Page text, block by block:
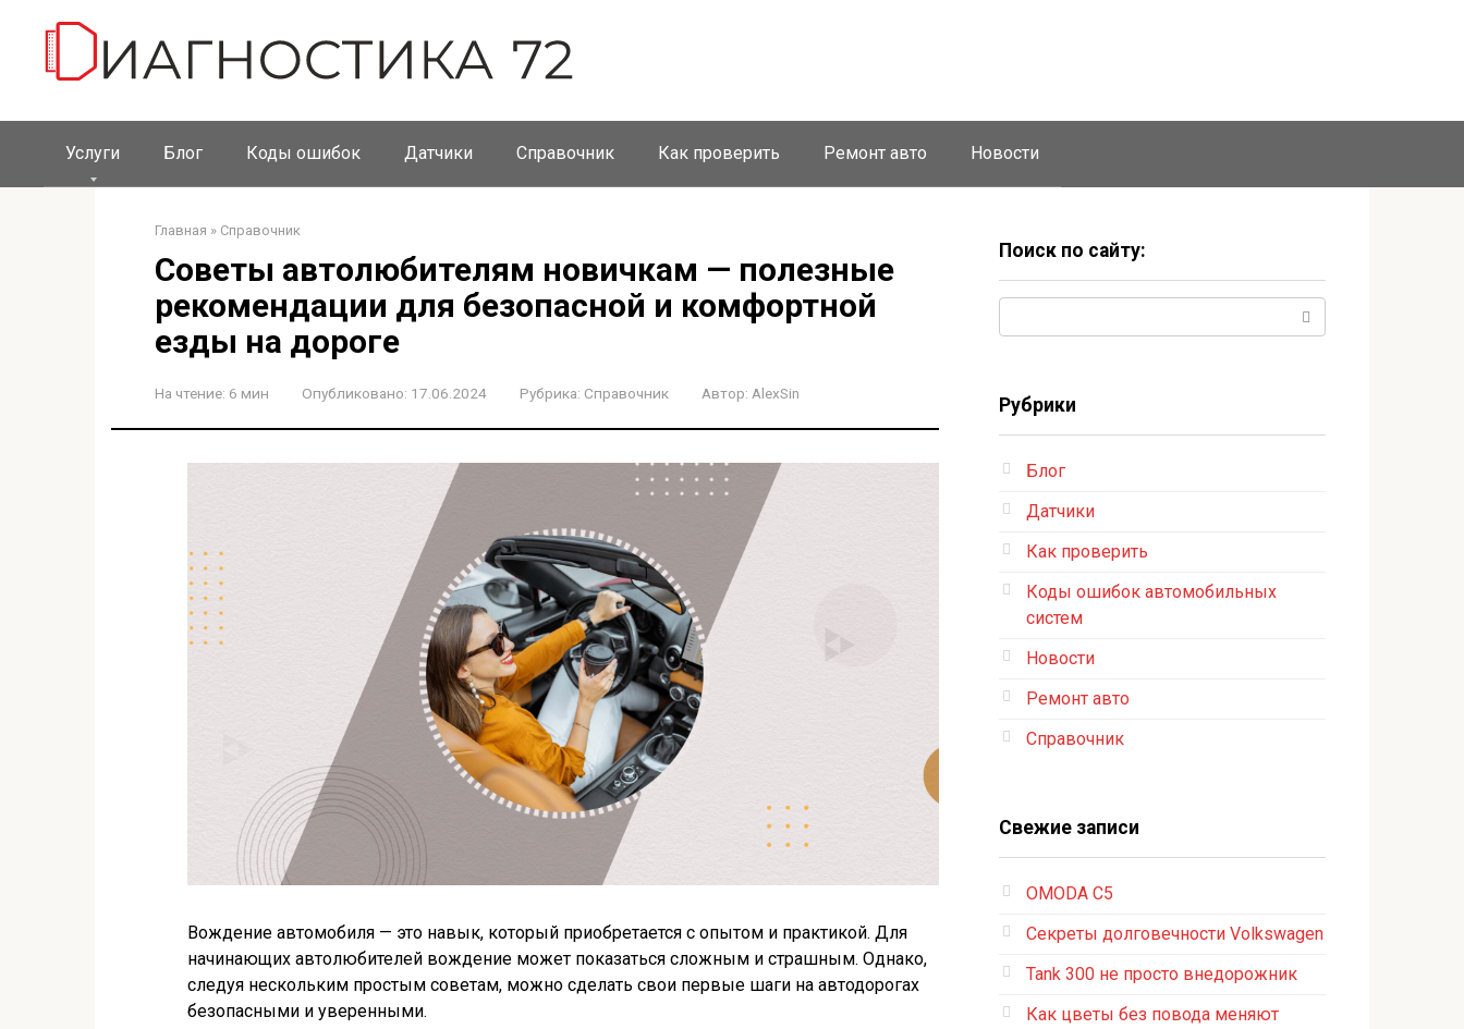
контенту
Услуги Блог Коды ошибок Датчики Справочник Как проверить Ремонт авто Новости
Главная » Справочник
Советы автолюбителям новичкам — полезные
рекомендации для безопасной и комфортной
езды на дороге
На чтение: 6 мин Опубликовано: 17.06.2024 Рубрика: Справочник Автор: AlexSin
Вождение автомобиля — это навык, который приобретается с опытом и практикой. Для
начинающих автолюбителей вождение может показаться сложным и страшным. Однако,
следуя нескольким простым советам, можно сделать свои первые шаги на автодорогах
безопасными и уверенными.
Поиск по сайту:
Рубрики
Блог
Датчики
Как проверить
Коды ошибок автомобильных
систем
Новости
Ремонт авто
Справочник
Свежие записи
OMODA C5
Секреты долговечности Volkswagen
Tank 300 не просто внедорожник
Как цветы без повода меняют